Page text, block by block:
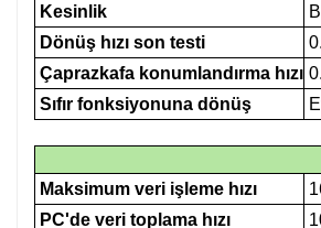
Kesinlik
Dönüş hızı son testi
Çaprazkafa konumlandırma hızı
Sıfır fonksiyonuna dönüş
Maksimum veri işleme hızı
PC'de veri toplama hızı